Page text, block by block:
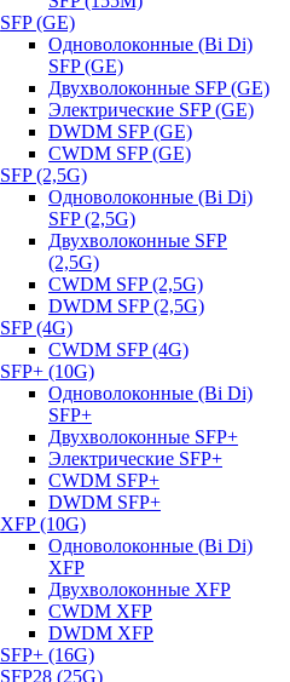
SFP (GE)
Одноволоконные (Bi Di)
SFP (GE)
Двухволоконные SFP (GE)
Электрические SFP (GE)
DWDM SFP (GE)
CWDM SFP (GE)
SFP (2,5G)
Одноволоконные (Bi Di)
SFP (2,5G)
Двухволоконные SFP
(2,5G)
CWDM SFP (2,5G)
DWDM SFP (2,5G)
SFP (4G)
CWDM SFP (4G)
SFP+ (10G)
Одноволоконные (Bi Di)
SFP+
Двухволоконные SFP+
Электрические SFP+
CWDM SFP+
DWDM SFP+
XFP (10G)
Одноволоконные (Bi Di)
XFP
Двухволоконные XFP
CWDM XFP
DWDM XFP
SFP+ (16G)
SFP28 (25G)